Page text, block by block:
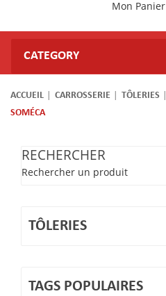
Mon Panier
CATEGORY
ACCUEIL CARROSSERIE TÔLERIES
SOMÉCA
RECHERCHER
Rechercher un produit
TÔLERIES
TAGS POPULAIRES